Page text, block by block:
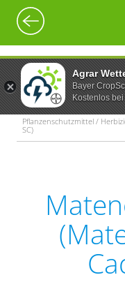
Agrar
Bayer
Kostenlos
Pflanzenschutzmittel /
SC)